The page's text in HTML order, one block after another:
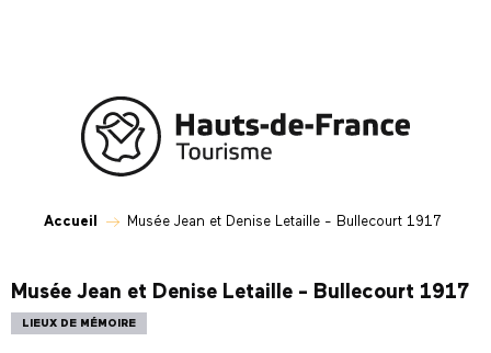
Accueil Musée Jean et Denise Letaille - Bullecourt 1917
Musée Jean et Denise Letaille - Bullecourt 1917
LIEUX DE MÉMOIRE